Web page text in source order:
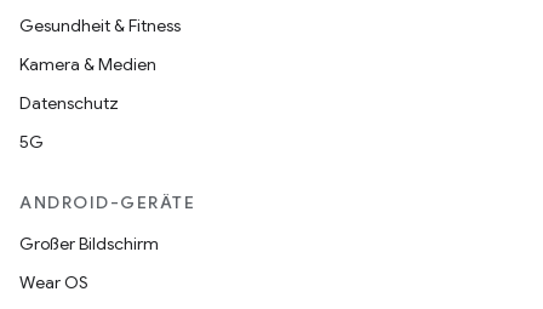
Gesundheit & Fitness
Kamera & Medien
Datenschutz
5G
ANDROID-GERÄTE
Großer Bildschirm
Wear OS